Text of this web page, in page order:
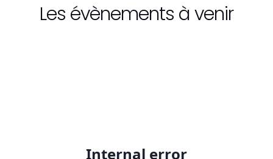
Les évènements à venir